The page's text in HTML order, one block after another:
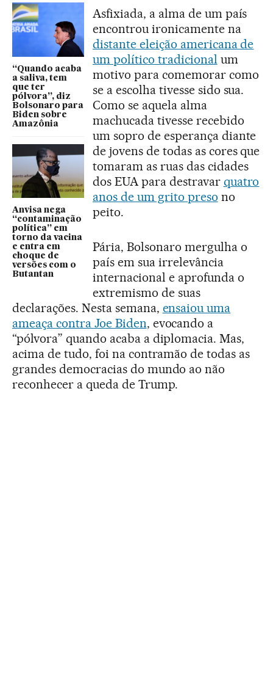
“Quando acaba
a saliva, tem
que ter
pólvora”, diz
Bolsonaro para
Biden sobre
Amazônia
Anvisa nega
“contaminação
política” em
torno da vacina
e entra em
choque de
versões com o
Butantan
Asfixiada, a alma de um país
encontrou ironicamente na
distante eleição americana de
um político tradicional um
motivo para comemorar como
se a escolha tivesse sido sua.
Como se aquela alma
machucada tivesse recebido
um sopro de esperança diante
de jovens de todas as cores que
tomaram as ruas das cidades
dos EUA para destravar quatro
anos de um grito preso no
peito.
Pária, Bolsonaro mergulha o
país em sua irrelevância
internacional e aprofunda o
extremismo de suas
declarações. Nesta semana, ensaiou uma
ameaça contra Joe Biden, evocando a
“pólvora” quando acaba a diplomacia. Mas,
acima de tudo, foi na contramão de todas as
grandes democracias do mundo ao não
reconhecer a queda de Trump.